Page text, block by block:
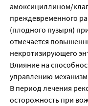
амоксициллином/
преждевременного
(плодного пузыря)
отмечается
некротизирующего
Влияние на
управлению
В период лечения
осторожность при